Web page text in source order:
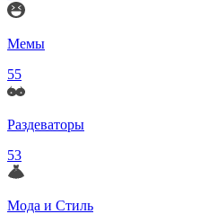
Мемы
55
Раздеваторы
53
Мода и Стиль